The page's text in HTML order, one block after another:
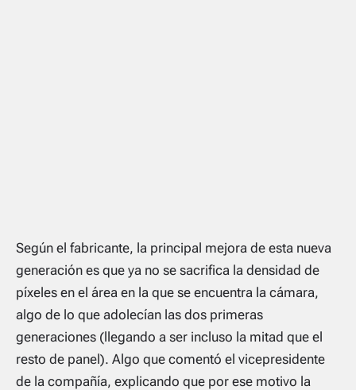
Según el fabricante, la principal mejora de esta nueva
generación es que ya no se sacrifica la densidad de
píxeles en el área en la que se encuentra la cámara,
algo de lo que adolecían las dos primeras
generaciones (llegando a ser incluso la mitad que el
resto de panel). Algo que comentó el vicepresidente
de la compañía, explicando que por ese motivo la